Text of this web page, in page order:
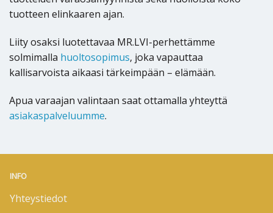
tuotteen elinkaaren ajan.
Liity osaksi luotettavaa MR.LVI-perhettämme
solmimalla huoltosopimus, joka vapauttaa
kallisarvoista aikaasi tärkeimpään – elämään.
Apua varaajan valintaan saat ottamalla yhteyttä
asiakaspalveluumme.
INFO
Yhteystiedot